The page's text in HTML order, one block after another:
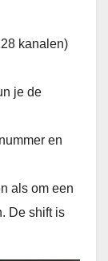
kanalen)
je de
en
als om een
De shift is